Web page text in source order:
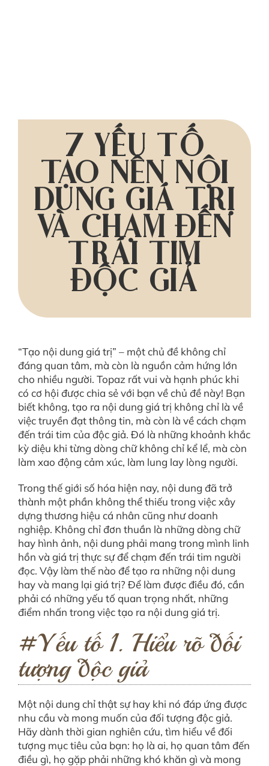
7 YẾU TỐ
TẠO NÊN NỘI
DUNG GIÁ TRỊ
VÀ CHẠM ĐẾN
TRÁI TIM
ĐỘC GIẢ
“Tạo nội dung giá trị” – một chủ đề không chỉ
đáng quan tâm, mà còn là nguồn cảm hứng lớn
cho nhiều người. Topaz rất vui và hạnh phúc khi
có cơ hội được chia sẻ với bạn về chủ đề này! Bạn
biết không, tạo ra nội dung giá trị không chỉ là về
việc truyền đạt thông tin, mà còn là về cách chạm
đến trái tim của độc giả. Đó là những khoảnh khắc
kỳ diệu khi từng dòng chữ không chỉ kể lể, mà còn
làm xao động cảm xúc, làm lung lay lòng người.
Trong thế giới số hóa hiện nay, nội dung đã trở
thành một phần không thể thiếu trong việc xây
dựng thương hiệu cá nhân cũng như doanh
nghiệp. Không chỉ đơn thuần là những dòng chữ
hay hình ảnh, nội dung phải mang trong mình linh
hồn và giá trị thực sự để chạm đến trái tim người
đọc. Vậy làm thế nào để tạo ra những nội dung
hay và mang lại giá trị? Để làm được điều đó, cần
phải có những yếu tố quan trọng nhất, những
điểm nhấn trong việc tạo ra nội dung giá trị.
#Yếu tố 1. Hiểu rõ đối
tượng độc giả
Một nội dung chỉ thật sự hay khi nó đáp ứng được
nhu cầu và mong muốn của đối tượng độc giả.
Hãy dành thời gian nghiên cứu, tìm hiểu về đối
tượng mục tiêu của bạn: họ là ai, họ quan tâm đến
điều gì, họ gặp phải những khó khăn gì và mong